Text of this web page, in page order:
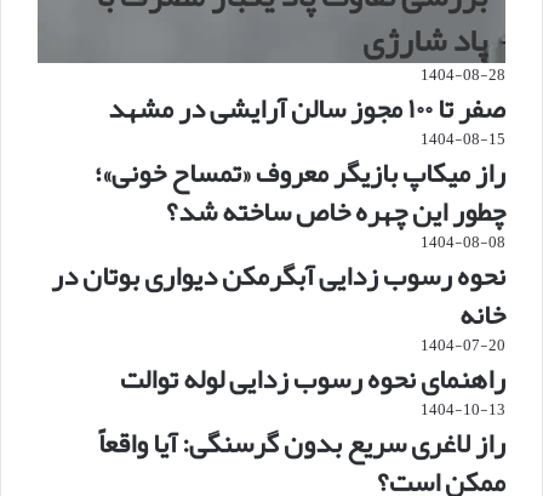
پاد شارژی
1404-08-28
صفر تا ۱۰۰ مجوز سالن آرایشی در مشهد
1404-08-15
راز میکاپ بازیگر معروف «تمساح خونی»؛
چطور این چهره خاص ساخته شد؟
1404-08-08
نحوه رسوب زدایی آبگرمکن دیواری بوتان در
خانه
1404-07-20
راهنمای نحوه رسوب زدایی لوله توالت
1404-10-13
راز لاغری سریع بدون گرسنگی: آیا واقعاً
ممکن است؟